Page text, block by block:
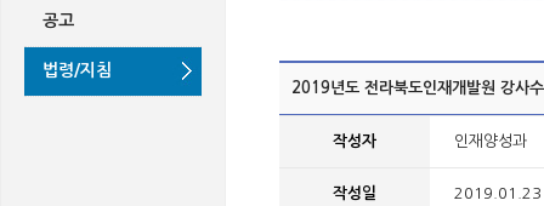
공고
법령/지침
2019년도 전라북도인재개발원 강사
작성자 인재양성과
작성일 2019.01.23